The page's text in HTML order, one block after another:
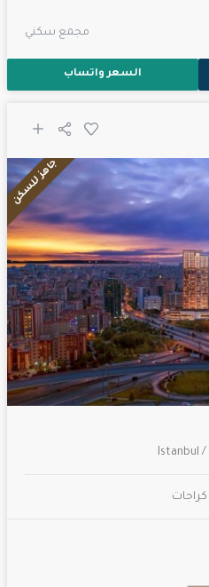
مجمع سكني
السعر واتساب
جاهز للسكن
Istanbul /